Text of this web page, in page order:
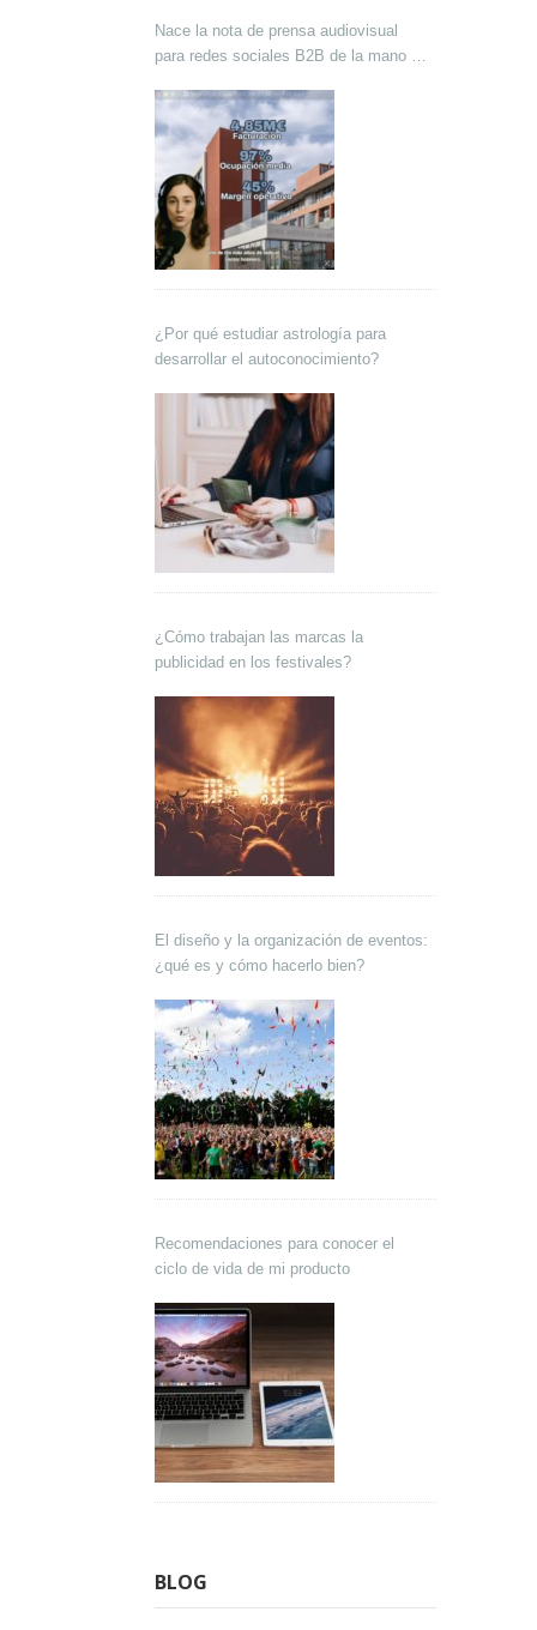
Nace la nota de prensa audiovisual
para redes sociales B2B de la mano de
¿Por qué estudiar astrología para
desarrollar el autoconocimiento?
¿Cómo trabajan las marcas la
publicidad en los festivales?
El diseño y la organización de eventos:
¿qué es y cómo hacerlo bien?
Recomendaciones para conocer el
ciclo de vida de mi producto
BLOG